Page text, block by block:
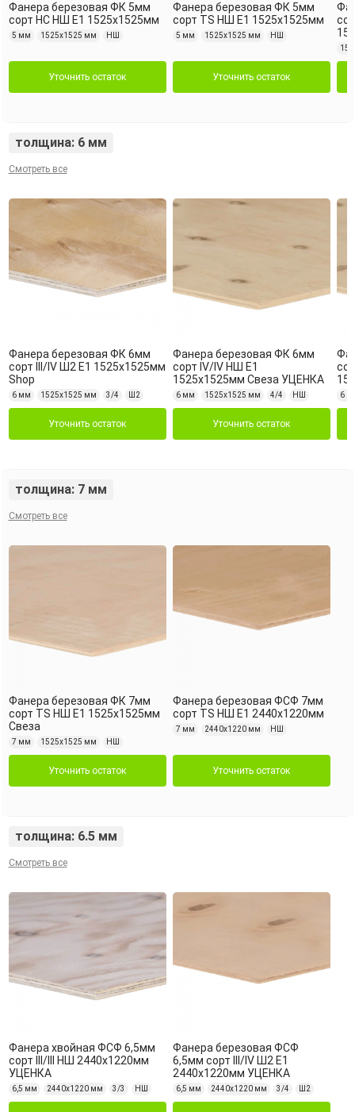
Фанера березовая ФК 5мм
сорт НС НШ Е1 1525х1525мм
5 мм 1525х1525 мм НШ
Уточнить остаток
Фанера березовая ФК 5мм
сорт TS НШ Е1 1525х1525мм
5 мм 1525х1525 мм НШ
Уточнить остаток
толщина: 6 мм
Смотреть все
Фанера березовая ФК 6мм
сорт III/IV Ш2 Е1 1525х1525мм
Shop
6 мм 1525х1525 мм 3/4 Ш2
Уточнить остаток
Фанера березовая ФК 6мм
сорт IV/IV НШ Е1
1525х1525мм Свеза УЦЕНКА
6 мм 1525х1525 мм 4/4 НШ
Уточнить остаток
6
толщина: 7 мм
Смотреть все
Фанера березовая ФК 7мм
сорт TS НШ Е1 1525х1525мм
Свеза
7 мм 1525х1525 мм НШ
Уточнить остаток
Фанера березовая ФСФ 7мм
сорт TS НШ Е1 2440х1220мм
7 мм 2440х1220 мм НШ
Уточнить остаток
толщина: 6.5 мм
Смотреть все
Фанера хвойная ФСФ 6,5мм
сорт III/III НШ 2440х1220мм
УЦЕНКА
6,5 мм 2440х1220 мм 3/3 НШ
Фанера березовая ФСФ
6,5мм сорт III/IV Ш2 Е1
2440х1220мм УЦЕНКА
6,5 мм 2440х1220 мм 3/4 Ш2